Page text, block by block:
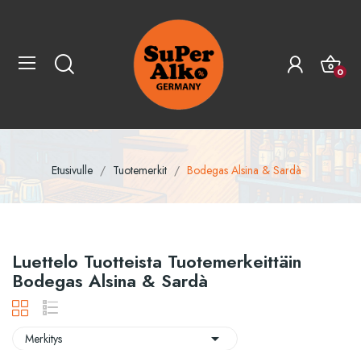
0
Etusivulle Tuotemerkit Bodegas Alsina & Sardà
Luettelo Tuotteista Tuotemerkeittäin
Bodegas Alsina & Sardà
Merkitys 